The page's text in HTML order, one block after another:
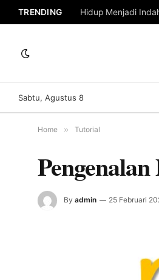
TRENDING Hidup Menjadi
Sabtu, Agustus 8
Home » Tutorial
By admin 25 Februari